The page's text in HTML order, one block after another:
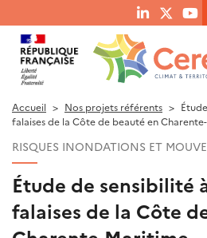
menu
social
links
RECHERCHER UN MOT-CLÉ, UNE
QUE RECHERCHEZ-VOUS ?
Accueil Nos projets référents
falaises de la Côte de beauté en
RISQUES INONDATIONS ET
Étude de sensibilité
falaises de la Côte